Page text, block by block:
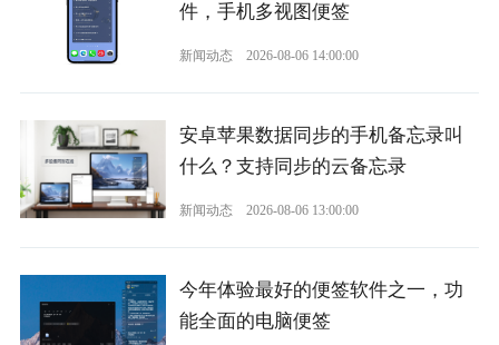
件，手机多视图便签
新闻动态 2026-08-06 14:00:00
安卓苹果数据同步的手机备忘录叫
什么？支持同步的云备忘录
新闻动态 2026-08-06 13:00:00
今年体验最好的便签软件之一，功
能全面的电脑便签